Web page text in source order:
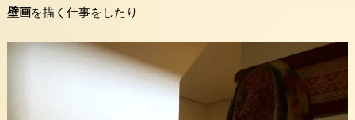
壁画を描く仕事をしたり